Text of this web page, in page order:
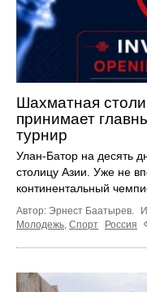
Шахматная
принимает
турнир
Улан-Батор на десять
столицу Азии. Уже не
континентальный
Автор: Эрнест Баатырев.
Молодежь, Спорт Россия